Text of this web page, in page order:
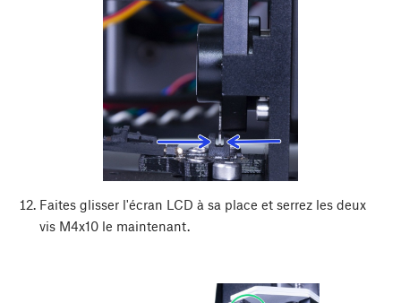
Faites glisser l'écran LCD à sa place et serrez les deux
vis M4x10 le maintenant.